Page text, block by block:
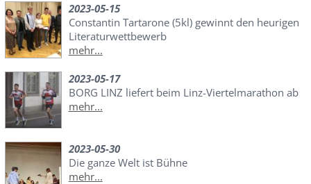
2023-05-15
Constantin Tartarone (5kl) gewinnt den heurigen
Literaturwettbewerb
mehr...
2023-05-17
BORG LINZ liefert beim Linz-Viertelmarathon ab
mehr...
2023-05-30
Die ganze Welt ist Bühne
mehr...